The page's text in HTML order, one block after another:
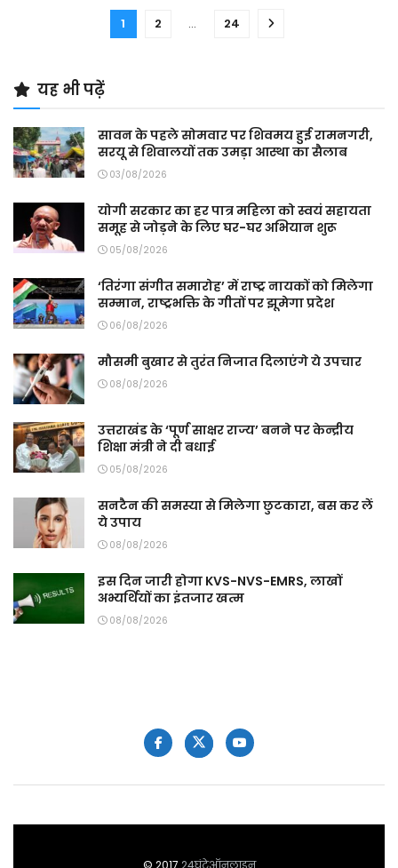
1 2 … 24
यह भी पढ़ें
सावन के पहले सोमवार पर शिवमय हुई रामनगरी,
सरयू से शिवालयों तक उमड़ा आस्था का सैलाब
03/08/2026
योगी सरकार का हर पात्र महिला को स्वयं सहायता
समूह से जोड़ने के लिए घर-घर अभियान शुरू
05/08/2026
‘तिरंगा संगीत समारोह’ में राष्ट्र नायकों को मिलेगा
सम्मान, राष्ट्रभक्ति के गीतों पर झूमेगा प्रदेश
06/08/2026
मौसमी बुखार से तुरंत निजात दिलाएंगे ये उपचार
08/08/2026
उत्तराखंड के ‘पूर्ण साक्षर राज्य’ बनने पर केन्द्रीय
शिक्षा मंत्री ने दी बधाई
05/08/2026
सनटैन की समस्या से मिलेगा छुटकारा, बस कर लें
ये उपाय
08/08/2026
इस दिन जारी होगा KVS-NVS-EMRS, लाखों
अभ्यर्थियों का इंतजार खत्म
08/08/2026